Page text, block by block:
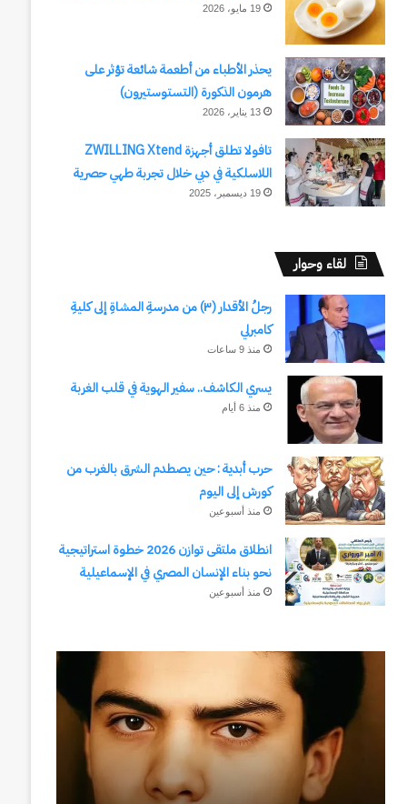
19 مايو، 2026
يحذر الأطباء من أطعمة شائعة تؤثر على
هرمون الذكورة (التستوستيرون)
13 يناير، 2026
تافولا تطلق أجهزة ZWILLING Xtend
اللاسلكية في دبي خلال تجربة طهي حصرية
19 ديسمبر، 2025
لقاء وحوار
رجلُ الأقدار (٣) من مدرسةِ المشاةِ إلى كليةِ
كامبرلي
منذ 9 ساعات
يسري الكاشف.. سفير الهوية في قلب الغربة
منذ 6 أيام
حرب أبدية : حين يصطدم الشرق بالغرب من
كورش إلى اليوم
منذ أسبوعين
انطلاق ملتقى توازن 2026 خطوة استراتيجية
نحو بناء الإنسان المصري في الإسماعيلية
منذ أسبوعين
مدرسةِ